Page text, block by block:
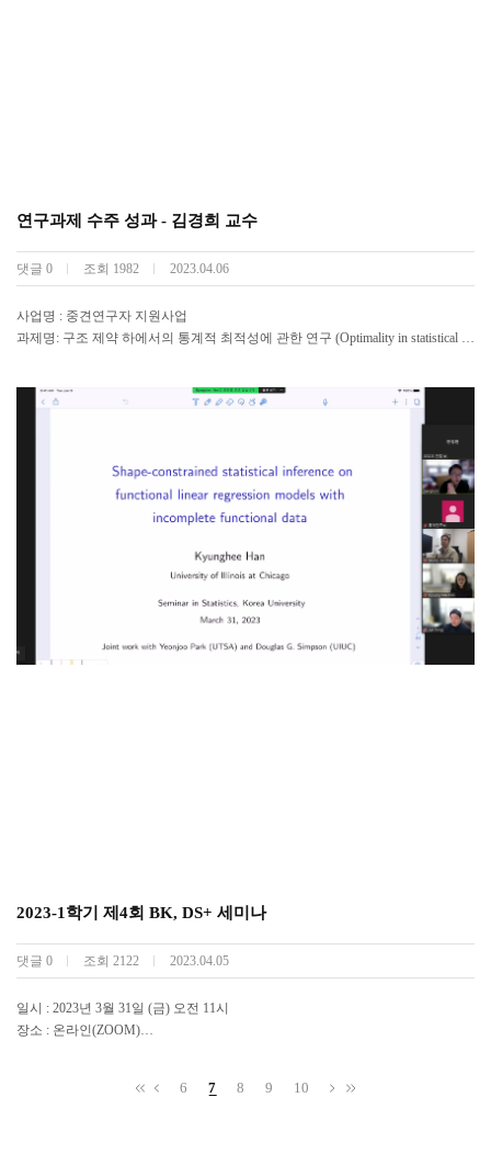
연구과제 수주 성과 - 김경희 교수
댓글 0 조회 1982 2023.04.06
사업명 : 중견연구자 지원사업
과제명: 구조 제약 하에서의 통계적 최적성에 관한 연구 (Optimality in statistical in
2023-1학기 제4회 BK, DS+ 세미나
댓글 0 조회 2122 2023.04.05
일시 : 2023년 3월 31일 (금) 오전 11시
장소 : 온라인(ZOOM)
6 7 8 9 10